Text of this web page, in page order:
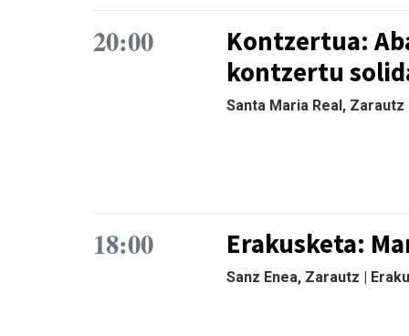
20:00
Kontzertua:
kontzertu
Santa Maria Real,
18:00 Erakusketa:
Sanz Enea, Zarautz |